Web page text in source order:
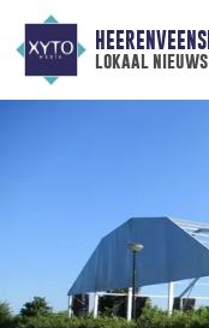
lokaal nieuws